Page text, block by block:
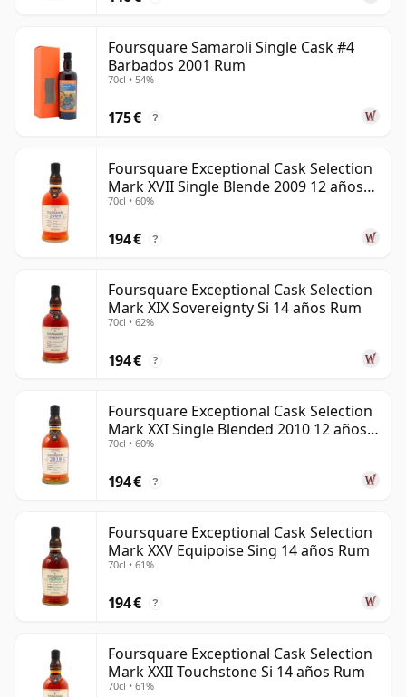
Foursquare Samaroli Single Cask #4
Barbados 2001 Rum
70cl • 54%
175 € ?
Foursquare Exceptional Cask Selection
Mark XVII Single Blende 2009 12 años
Rum
70cl • 60%
194 € ?
Foursquare Exceptional Cask Selection
Mark XIX Sovereignty Si 14 años Rum
70cl • 62%
194 € ?
Foursquare Exceptional Cask Selection
Mark XXI Single Blended 2010 12 años
Rum
70cl • 60%
194 € ?
Foursquare Exceptional Cask Selection
Mark XXV Equipoise Sing 14 años Rum
70cl • 61%
194 € ?
Foursquare Exceptional Cask Selection
Mark XXII Touchstone Si 14 años Rum
70cl • 61%